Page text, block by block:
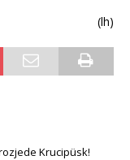
(lh)
Krucipüsk!